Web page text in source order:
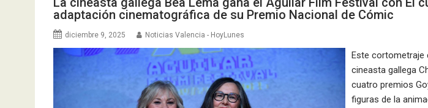
adaptación cinematográfica de su Premio Nacional de Cómic
diciembre 9, 2025 Noticias Valencia - HoyLunes
Este cortometraje
cineasta gallega
cuatro premios
figuras de la